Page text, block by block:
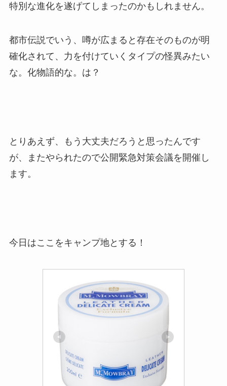
特別な進化を遂げてしまったのかもしれません。
都市伝説でいう、噂が広まると存在そのものが明
確化されて、力を付けていくタイプの怪異みたい
な。化物語的な。は？
とりあえず、もう大丈夫だろうと思ったんです
が、またやられたので公開緊急対策会議を開催し
ます。
今日はここをキャンプ地とする！